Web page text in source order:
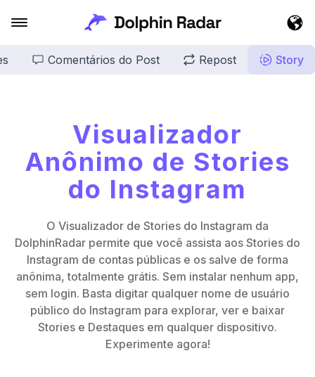
Comentários do Post Repost Story
Visualizador
Anônimo de Stories
do Instagram
O Visualizador de Stories do Instagram da
DolphinRadar permite que você assista aos Stories do
Instagram de contas públicas e os salve de forma
anônima, totalmente grátis. Sem instalar nenhum app,
sem login. Basta digitar qualquer nome de usuário
público do Instagram para explorar, ver e baixar
Stories e Destaques em qualquer dispositivo.
Experimente agora!